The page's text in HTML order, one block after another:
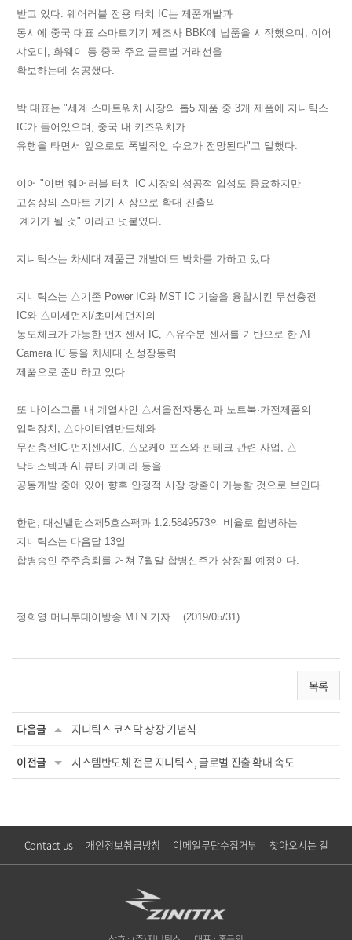
받고 있다. 웨어러블 전용 터치 IC는 제품개발과
동시에 중국 대표 스마트기기 제조사 BBK에 납품을 시작했으며, 이어
샤오미, 화웨이 등 중국 주요 글로벌 거래선을
확보하는데 성공했다.
박 대표는 "세계 스마트워치 시장의 톱5 제품 중 3개 제품에 지니틱스
IC가 들어있으며, 중국 내 키즈워치가
유행을 타면서 앞으로도 폭발적인 수요가 전망된다"고 말했다.
이어 "이번 웨어러블 터치 IC 시장의 성공적 입성도 중요하지만
고성장의 스마트 기기 시장으로 확대 진출의
계기가 될 것" 이라고 덧붙였다.
지니틱스는 차세대 제품군 개발에도 박차를 가하고 있다.
지니틱스는 △기존 Power IC와 MST IC 기술을 융합시킨 무선충전
IC와 △미세먼지/초미세먼지의
농도체크가 가능한 먼지센서 IC, △유수분 센서를 기반으로 한 AI
Camera IC 등을 차세대 신성장동력
제품으로 준비하고 있다.
또 나이스그룹 내 계열사인 △서울전자통신과 노트북·가전제품의
입력장치, △아이티엠반도체와
무선충전IC·먼지센서IC, △오케이포스와 핀테크 관련 사업, △
닥터스텍과 AI 뷰티 카메라 등을
공동개발 중에 있어 향후 안정적 시장 창출이 가능할 것으로 보인다.
한편, 대신밸런스제5호스팩과 1:2.5849573의 비율로 합병하는
지니틱스는 다음달 13일
합병승인 주주총회를 거쳐 7월말 합병신주가 상장될 예정이다.
정희영 머니투데이방송 MTN 기자 (2019/05/31)
목록
다음글 지니틱스 코스닥 상장 기념식
이전글 시스템반도체 전문 지니틱스, 글로벌 진출 확대 속도
Contact us 개인정보취급방침 이메일무단수집거부 찾아오시는 길